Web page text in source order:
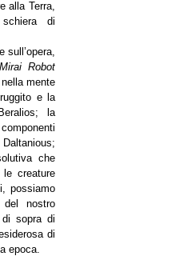
alla Terra,
di
Mirai Robot
mente
e la
la
che
le creature
possiamo
del nostro
sopra di
di
epoca.